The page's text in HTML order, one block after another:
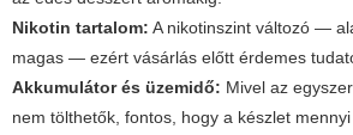
Nikotin tartalom: A nikotinszint változó —
magas — ezért vásárlás előtt érdemes
Akkumulátor és üzemidő: Mivel az
nem tölthetők, fontos, hogy a készlet